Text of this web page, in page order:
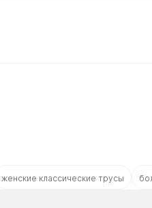
женские классические трусы